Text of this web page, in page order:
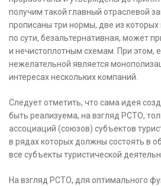
получим такой главный отраслевой
прописаны три нормы, две из
по сути, безальтернативная, может
и нечистоплотным схемам. При этом,
нежелательной является
интересах нескольких компаний.
Следует отметить, что сама идея
быть реализуема, на взгляд РСТО,
ассоциаций (союзов) субъектов
в рядах которых должны состоять в
все субъекты туристической
На взгляд РСТО, для оптимального